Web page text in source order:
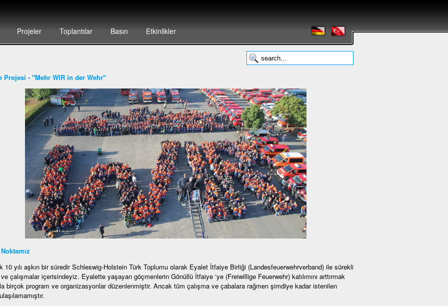
Projeler Toplantılar Basın Etkinlikler
Projesi - "Mehr WIR in der Wehr"
Noktamız
10 yılı aşkın bir süredir Schleswig-Holstein Türk Toplumu olarak Eyalet İtfaiye Birliği (Landesfeuerwehrverband) ile sürekli
çalışmalar içerisindeyiz. Eyalette yaşayan göçmenlerin Gönüllü İtfaiye ‘ye (Freiwillige Feuerwehr) katılımını arttırmak
birçok program ve organizasyonlar düzenlenmiştir. Ancak tüm çalışma ve çabalara rağmen şimdiye kadar istenilen